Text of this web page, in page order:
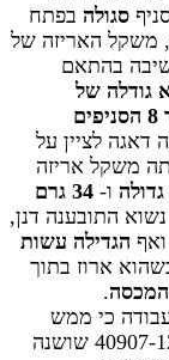
סגולה בפתח
משקל האריזה של
בהתאם
גודלה של
דאגה לציין על
משקל אריזה
גדולה ו- 34 גרם
התובענה דנן,
ואף הגדילה עשות
ארוז בתוך
המכסה.
כי ממש
לאחרונה בת”צ (שלום י-ם) 40907-12-20 שושנה